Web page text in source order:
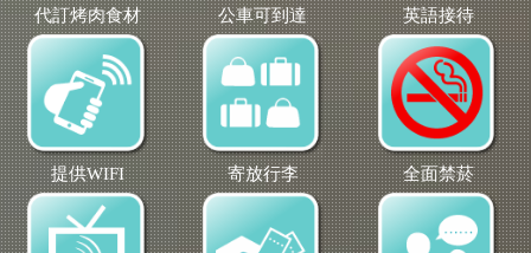
代訂烤肉食材 公車可到達 英語接待
提供WIFI 寄放行李 全面禁菸